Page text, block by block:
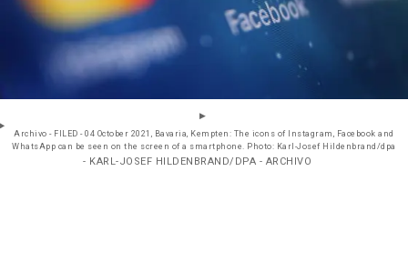
Archivo - FILED - 04 October 2021, Bavaria, Kempten: The icons of Instagram, Facebook and
WhatsApp can be seen on the screen of a smartphone. Photo: Karl-Josef Hildenbrand/dpa
- KARL-JOSEF HILDENBRAND/DPA - ARCHIVO